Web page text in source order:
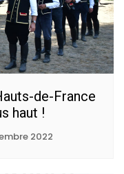
de-France
haut !
2022